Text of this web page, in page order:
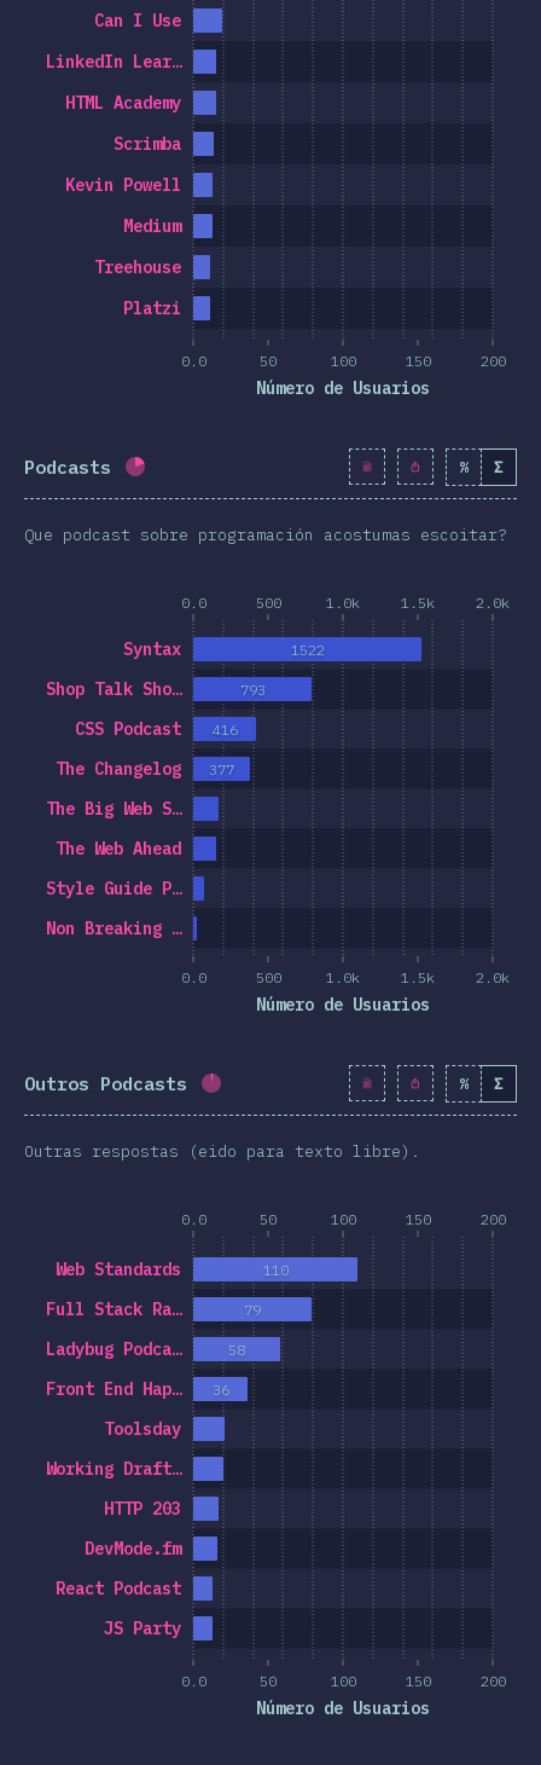
0.0 50 100 150 200
Número de Usuarios
Platzi
Treehouse
Medium
Kevin Powell
Scrimba
HTML Academy
LinkedIn Lear…
Can I Use
Podcasts Porcentaxe completado: 19.1% ( 2199 )
% Σ
Que podcast sobre programación acostumas escoitar?
0.0 500 1.0k 1.5k 2.0k
0.0 500 1.0k 1.5k 2.0k
Número de Usuarios
Non Breaking …
Style Guide P…
The Web Ahead
The Big Web S…
The Changelog
CSS Podcast
Shop Talk Sho…
Syntax
377
416
793
1522
Outros Podcasts Porcentaxe completado: 3.5
% Σ
Outras respostas (eido para texto libre).
0.0 50 100 150 200
0.0 50 100 150 200
Número de Usuarios
JS Party
React Podcast
DevMode.fm
HTTP 203
Working Draft…
Toolsday
Front End Hap…
Ladybug Podca…
Full Stack Ra…
Web Standards
36
58
79
110